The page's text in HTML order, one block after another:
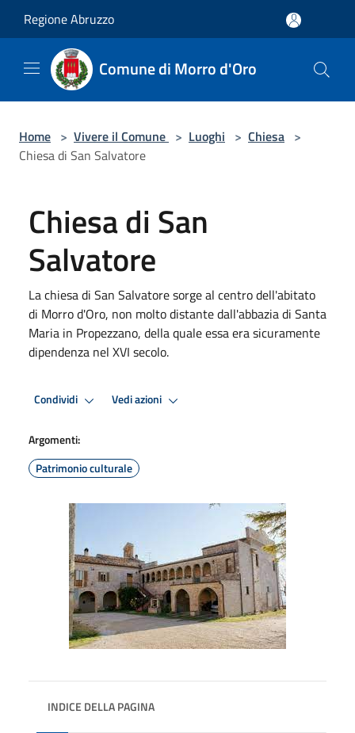
Regione Abruzzo
Comune di Morro d'Oro
Home > Vivere il Comune > Luoghi > Chiesa >
Chiesa di San Salvatore
Chiesa di San
Salvatore
La chiesa di San Salvatore sorge al centro dell'abitato
di Morro d'Oro, non molto distante dall'abbazia di Santa
Maria in Propezzano, della quale essa era sicuramente
dipendenza nel XVI secolo.
Condividi Vedi azioni
Argomenti:
Patrimonio culturale
INDICE DELLA PAGINA